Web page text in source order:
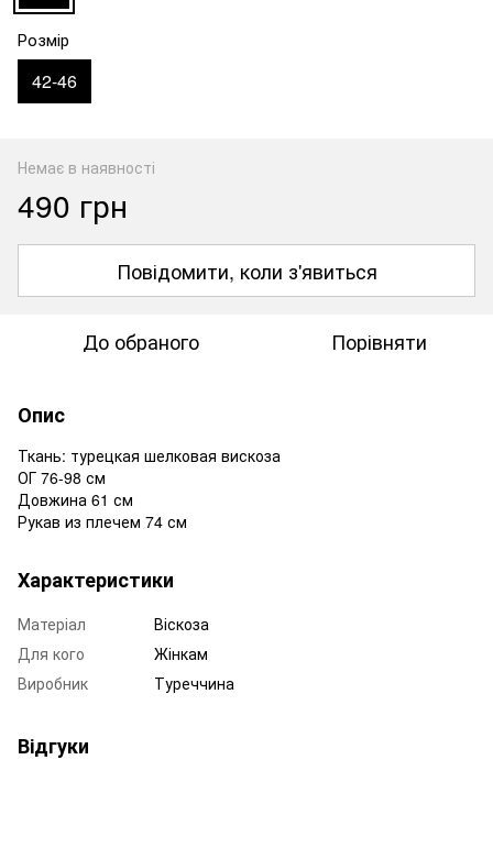
Розмір
42-46
Немає в наявності
490 грн
Повідомити, коли з'явиться
До обраного Порівняти
Опис
Ткань: турецкая шелковая вискоза
ОГ 76-98 см
Довжина 61 см
Рукав из плечем 74 см
Характеристики
Матеріал
Віскоза
Для кого
Жінкам
Виробник
Туреччина
Відгуки